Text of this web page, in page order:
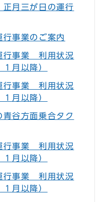
月三が日の運行
事業のご案内
行事業 利用状況
月以降）
行事業 利用状況
月以降）
谷方面乗合タク
行事業 利用状況
月以降）
行事業 利用状況
月以降）